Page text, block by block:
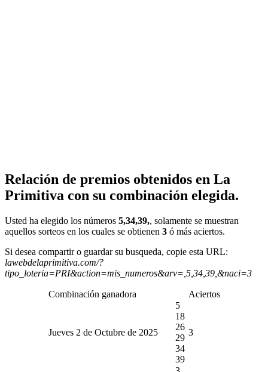
Relación de premios obtenidos en La
Primitiva con su combinación elegida.
Usted ha elegido los números 5,34,39,, solamente se muestran
aquellos sorteos en los cuales se obtienen 3 ó más aciertos.
Si desea compartir o guardar su busqueda, copie esta URL:
lawebdelaprimitiva.com/?
tipo_loteria=PRI&action=mis_numeros&arv=,5,34,39,&naci=3
Combinación ganadora Aciertos
Jueves 2 de Octubre de 2025
5
18
26
29
34
39
3